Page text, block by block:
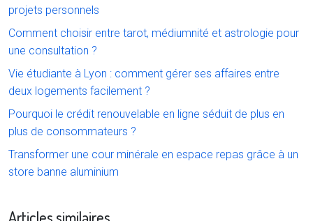
projets personnels
Comment choisir entre tarot, médiumnité et astrologie pour
une consultation ?
Vie étudiante à Lyon : comment gérer ses affaires entre
deux logements facilement ?
Pourquoi le crédit renouvelable en ligne séduit de plus en
plus de consommateurs ?
Transformer une cour minérale en espace repas grâce à un
store banne aluminium
Articles similaires